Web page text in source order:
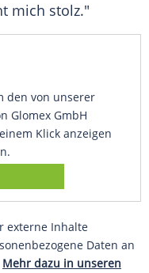
mich stolz."
den von unserer
Glomex GmbH
Klick anzeigen
externe Inhalte
Daten an
Mehr dazu in unseren